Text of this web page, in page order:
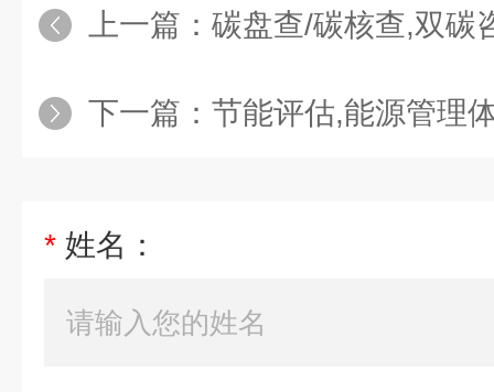
上一篇： 碳盘查/碳核查,双碳
下一篇： 节能评估,能源管理体系报告
* 姓名：